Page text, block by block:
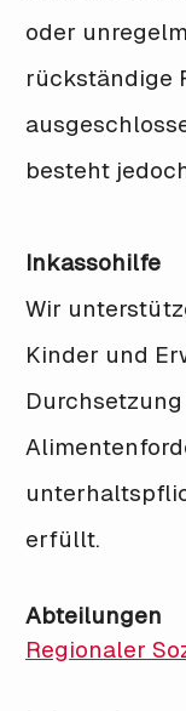
oder
rückständige
besteht
Inkassohilfe
Wir
Kinder und
erfüllt.
Abteilungen
Regionaler